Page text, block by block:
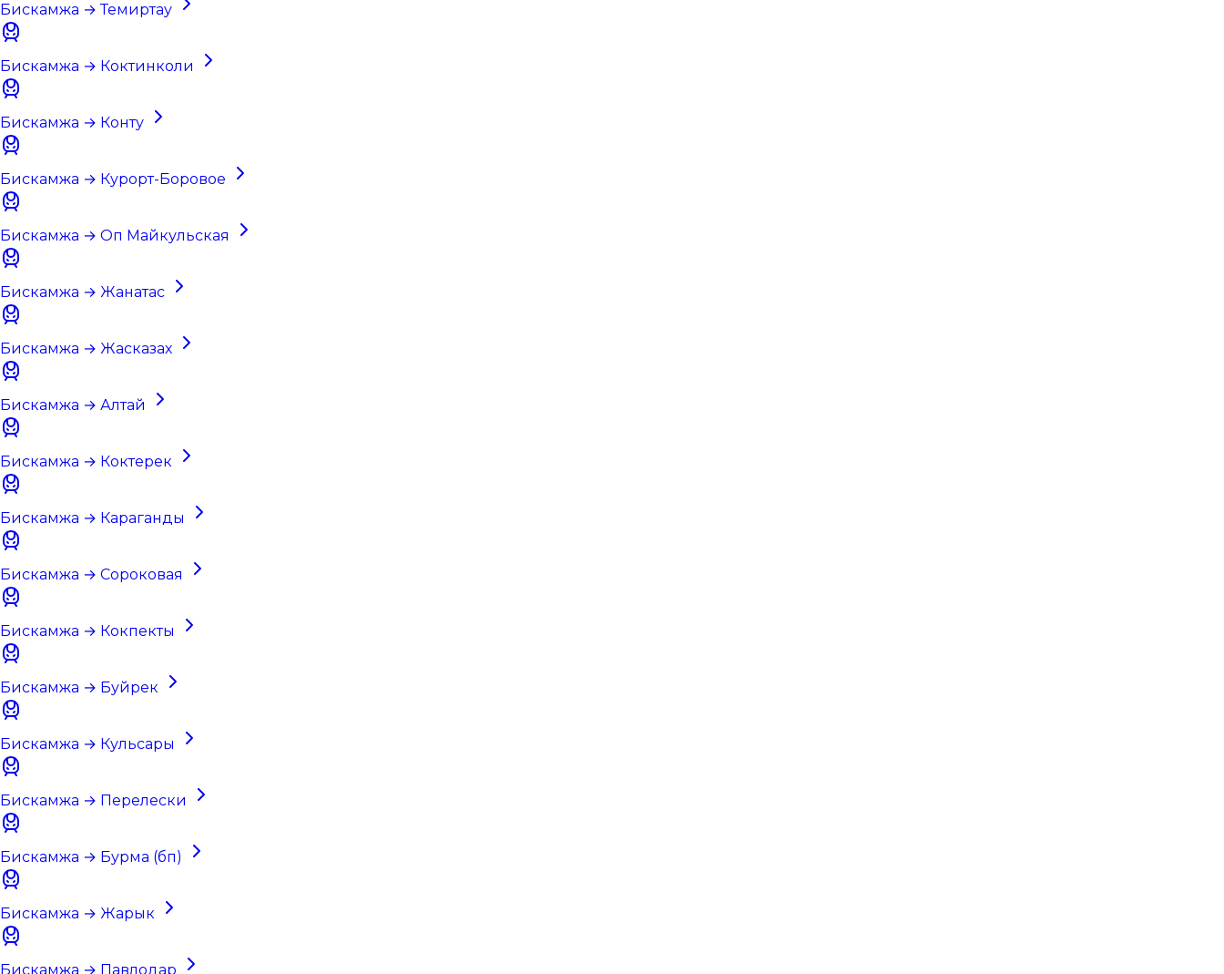
Бискамжа → Темиртау
Бискамжа → Коктинколи
Бискамжа → Конту
Бискамжа → Курорт-Боровое
Бискамжа → Оп Майкульская
Бискамжа → Жанатас
Бискамжа → Жасказах
Бискамжа → Алтай
Бискамжа → Коктерек
Бискамжа → Караганды
Бискамжа → Сороковая
Бискамжа → Кокпекты
Бискамжа → Буйрек
Бискамжа → Кульсары
Бискамжа → Перелески
Бискамжа → Бурма (бп)
Бискамжа → Жарык
Бискамжа → Павлодар